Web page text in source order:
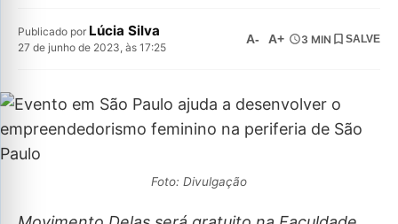
Publicado por Lúcia Silva
27 de junho de 2023, às 17:25
A- A+ 3 MIN SALVE
Foto: Divulgação